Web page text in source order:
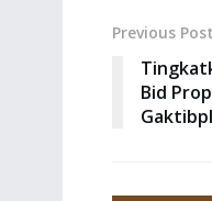
Previous Post
Bid